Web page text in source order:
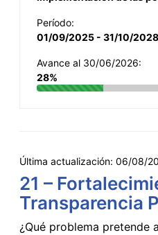
Período:
01/09/2025 - 31/10/2028
Avance al 30/06/2026:
28%
Última actualización: 06/08/
21 –
Transparencia
¿Qué problema pretende